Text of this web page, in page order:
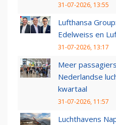
31-07-2026, 13:55
Lufthansa
Edelweiss en
31-07-2026, 13:17
Meer
Nederlandse
kwartaal
31-07-2026, 11:57
Luchthavens